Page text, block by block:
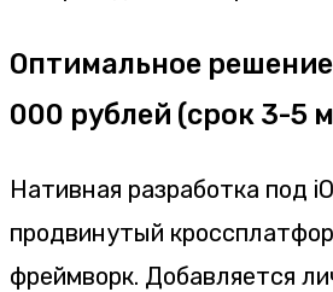
Оптимальное
000 рублей (срок 3-5
Нативная разработка под
продвинутый
фреймворк. Добавляется